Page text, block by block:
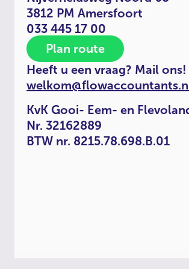
3812 PM Amersfoort
033 445 17 00
Plan route
Heeft u een vraag? Mail ons!
KvK Gooi- Eem- en
Nr. 32162889
BTW nr. 8215.78.698.B.01